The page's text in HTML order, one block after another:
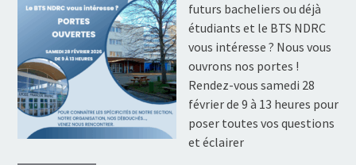
futurs bacheliers ou déjà
étudiants et le BTS NDRC
vous intéresse ? Nous vous
ouvrons nos portes !
Rendez-vous samedi 28
février de 9 à 13 heures pour
poser toutes vos questions
et éclairer